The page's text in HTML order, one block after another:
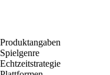
Produktangaben
Spielgenre
Echtzeitstrategie